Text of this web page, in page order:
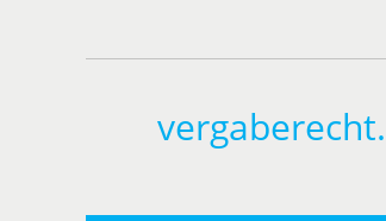
vergaberecht.